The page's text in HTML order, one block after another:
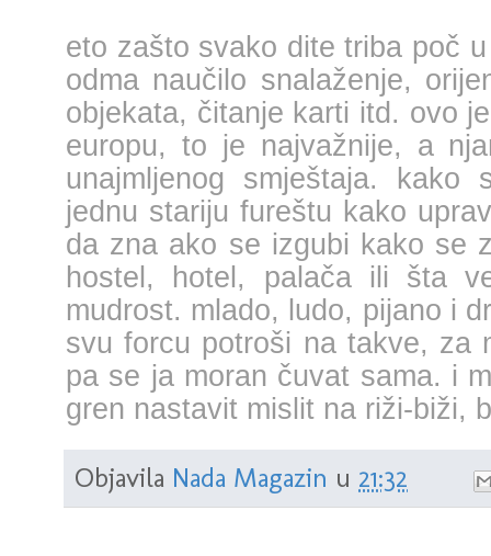
eto zašto svako dite triba poč
odma naučilo snalaženje,
objekata, čitanje karti itd. ovo
europu, to je najvažnije, a
unajmljenog smještaja. kako
jednu stariju fureštu kako
da zna ako se izgubi kako se
hostel, hotel, palača ili šta
mudrost. mlado, ludo, pijano i
svu forcu potroši na takve, za
pa se ja moran čuvat sama. i
gren nastavit mislit na riži-biži,
Objavila Nada Magazin u 21:32